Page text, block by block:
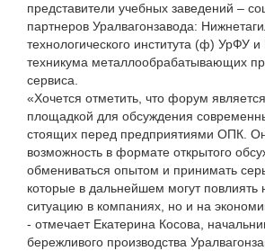
представители учебных заведений –
партнеров Уралвагонзавода:
технологического института (ф) УрФУ и
техникума металлообрабатывающих
сервиса.
«Хочется отметить, что форум
площадкой для обсуждения
стоящих перед предприятиями ОПК.
возможность в формате открытого
обмениваться опытом и принимать
которые в дальнейшем могут повлиять
ситуацию в компаниях, но и на
- отмечает Екатерина Косова,
бережливого производства